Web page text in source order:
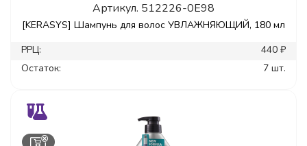
Артикул. 512226-0E98
[KERASYS] Шампунь для волос УВЛАЖНЯЮЩИЙ, 180 мл
РРЦ:
440 ₽
Остаток:
7 шт.